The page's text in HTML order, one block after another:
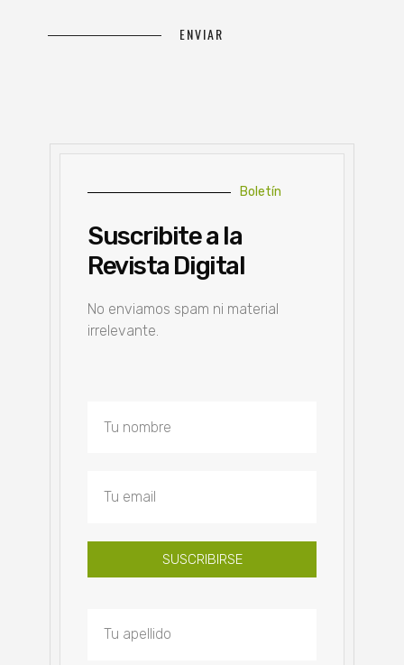
Boletín
Suscribite a la
Revista Digital
No enviamos spam ni material
irrelevante.
SUSCRIBIRSE